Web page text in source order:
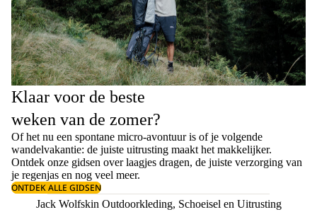
Klaar voor de beste
weken van de zomer?
Of het nu een spontane micro-avontuur is of je volgende
wandelvakantie: de juiste uitrusting maakt het makkelijker.
Ontdek onze gidsen overlaagjes dragen, de juiste verzorging van
je regenjas en nog veel meer.
ONTDEK ALLE GIDSEN
Jack Wolfskin Outdoorkleding, Schoeisel en Uitrusting